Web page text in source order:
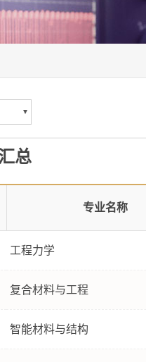
总
专业名称
工程力学
复合材料与工程
智能材料与结构